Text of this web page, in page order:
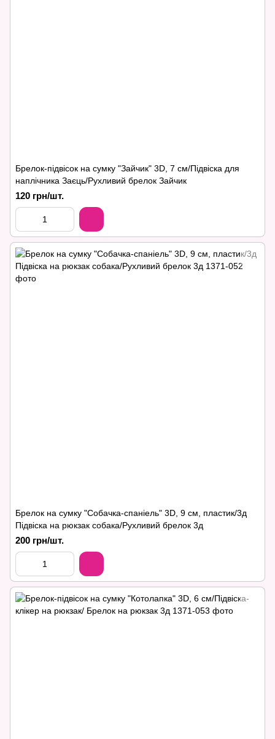
Брелок-підвісок на сумку "Зайчик" 3D, 7 см/Підвіска для
наплічника Заєць/Рухливий брелок Зайчик
120 грн/шт.
Брелок на сумку "Собачка-спаніель" 3D, 9 см, пластик/3д
Підвіска на рюкзак собака/Рухливий брелок 3д
200 грн/шт.